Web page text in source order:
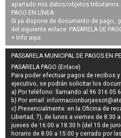
apartado mis datos/objetos tributarios.
PAGO EN LÍNEA:
Si ya dispone de documento de pago,
del siguiente enlace: PASARELA DE
+ Info aquí.
PASSARELA MUNICIPAL DE PAGOS EN
PASARELA PAGO (Enlace)
Para poder efectuar pagos derecibos
ejecutivo, se podrán solicitar los
a) Por teléfono: llamando al 96 316 05
b) Por email:
c) Presencialmente: en la Oficina de
Libertad, 7), de lunes a viernes de 8:30
jueves de 16:00 a 18:30 h (del 15 de
horario de 8:00 a 15:00 y cerrado por